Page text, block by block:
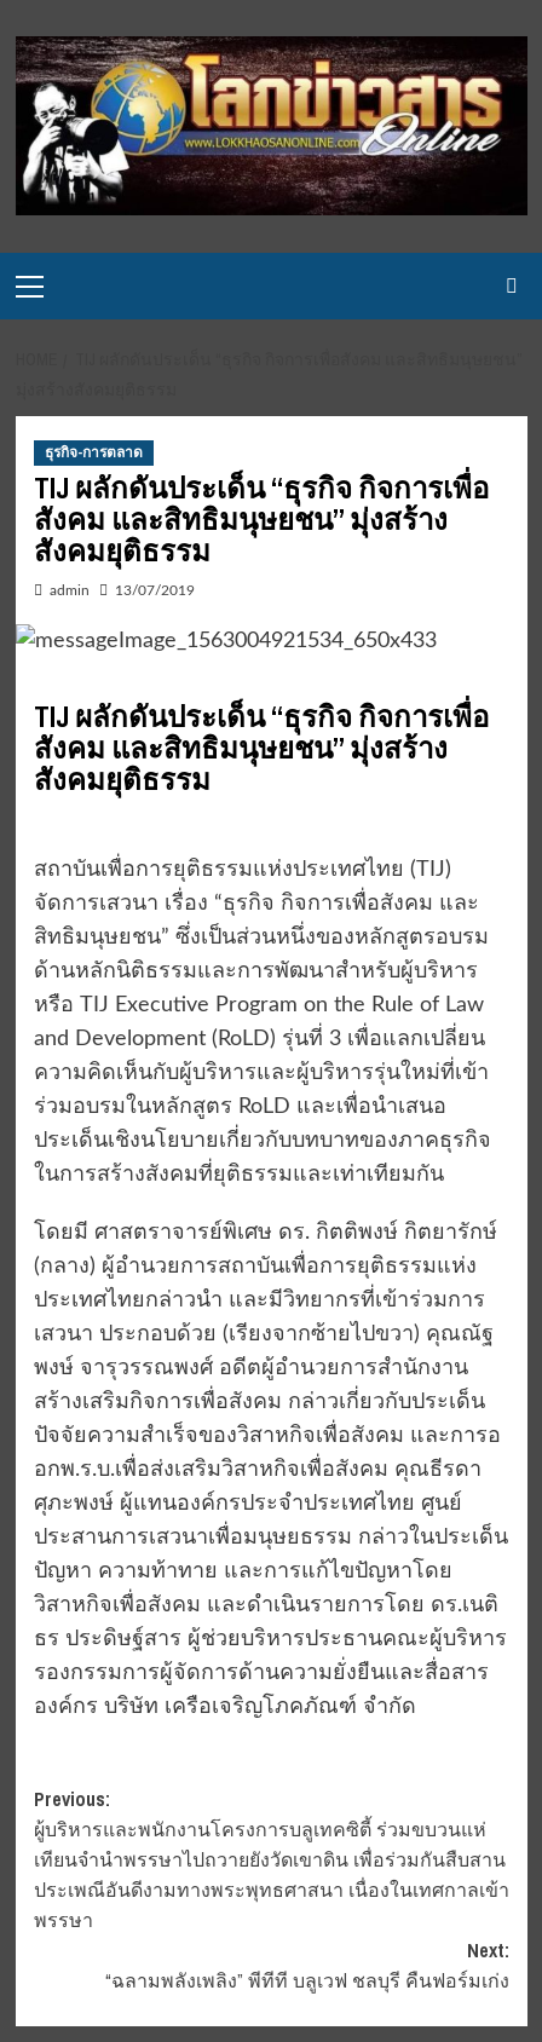
to
content
Menu
ธุรกิจ-การตลาด
TIJ ผลักดันประเด็น “ธุรกิจ กิจการเพื่อ
สังคม และสิทธิมนุษยชน” มุ่งสร้าง
สังคมยุติธรรม
admin 13/07/2019
TIJ ผลักดันประเด็น “ธุรกิจ กิจการเพื่อ
สังคม และสิทธิมนุษยชน” มุ่งสร้าง
สังคมยุติธรรม
สถาบันเพื่อการยุติธรรมแห่งประเทศไทย (TIJ)
จัดการเสวนา เรื่อง “ธุรกิจ กิจการเพื่อสังคม และ
สิทธิมนุษยชน” ซึ่งเป็นส่วนหนึ่งของหลักสูตรอบรม
ด้านหลักนิติธรรมและการพัฒนาสำหรับผู้บริหาร
หรือ TIJ Executive Program on the Rule of Law
and Development (RoLD) รุ่นที่ 3 เพื่อแลกเปลี่ยน
ความคิดเห็นกับผู้บริหารและผู้บริหารรุ่นใหม่ที่เข้า
ร่วมอบรมในหลักสูตร RoLD และเพื่อนำเสนอ
ประเด็นเชิงนโยบายเกี่ยวกับบทบาทของภาคธุรกิจ
ในการสร้างสังคมที่ยุติธรรมและเท่าเทียมกัน
โดยมี ศาสตราจารย์พิเศษ ดร. กิตติพงษ์ กิตยารักษ์
(กลาง) ผู้อำนวยการสถาบันเพื่อการยุติธรรมแห่ง
ประเทศไทยกล่าวนำ และมีวิทยากรที่เข้าร่วมการ
เสวนา ประกอบด้วย (เรียงจากซ้ายไปขวา) คุณณัฐ
พงษ์ จารุวรรณพงศ์ อดีตผู้อำนวยการสำนักงาน
สร้างเสริมกิจการเพื่อสังคม กล่าวเกี่ยวกับประเด็น
ปัจจัยความสำเร็จของวิสาหกิจเพื่อสังคม และการอ
อกพ.ร.บ.เพื่อส่งเสริมวิสาหกิจเพื่อสังคม คุณธีรดา
ศุภะพงษ์ ผู้แทนองค์กรประจำประเทศไทย ศูนย์
ประสานการเสวนาเพื่อมนุษยธรรม กล่าวในประเด็น
ปัญหา ความท้าทาย และการแก้ไขปัญหาโดย
วิสาหกิจเพื่อสังคม และดำเนินรายการโดย ดร.เนติ
ธร ประดิษฐ์สาร ผู้ช่วยบริหารประธานคณะผู้บริหาร
รองกรรมการผู้จัดการด้านความยั่งยืนและสื่อสาร
องค์กร บริษัท เครือเจริญโภคภัณฑ์ จำกัด
Post
navigation
Previous:
ผู้บริหารและพนักงานโครงการบลูเทคซิตี้ ร่วมขบวนแห่
เทียนจำนำพรรษาไปถวายยังวัดเขาดิน เพื่อร่วมกันสืบสาน
ประเพณีอันดีงามทางพระพุทธศาสนา เนื่องในเทศกาลเข้า
พรรษา
Next:
“ฉลามพลังเพลิง” พีทีที บลูเวฟ ชลบุรี คืนฟอร์มเก่ง